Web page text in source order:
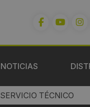
NOTICIAS
SERVICIO TÉCNICO